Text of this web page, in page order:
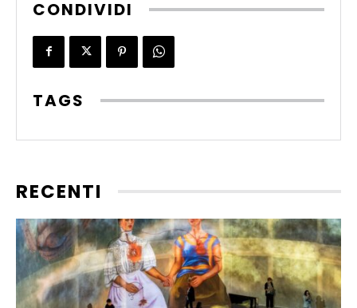
CONDIVIDI
TAGS
RECENTI